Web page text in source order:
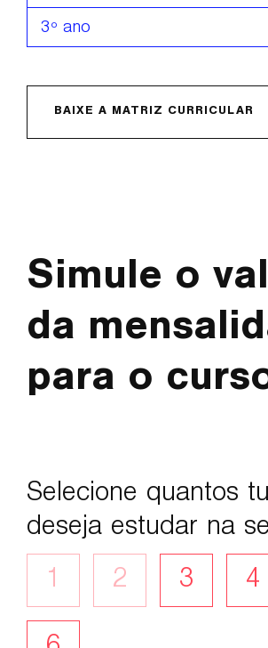
3º ano
BAIXE A MATRIZ CURRICULAR
Simule o
da
para o
Selecione quantos
deseja estudar na
1
2 3 4